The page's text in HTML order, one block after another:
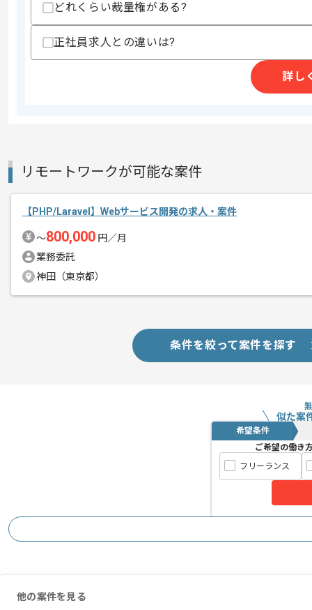
精算・お支払い
支払いサイト
エージェントからのコ
メント
Webシステムの要件定義から入っていた
どれくらい裁量権がある?
正社員求人との違いは?
詳し
リモートワークが可能な案件
【PHP/Laravel】Webサービス開発の求人・案件
〜800,000 円／月
業務委託
神田（東京都）
条件を絞って案件を探す
似た案
希望条件
ご希望の働き
フリーランス
他の案件を見る